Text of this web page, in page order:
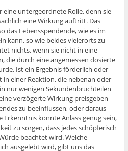
eine untergeordnete Rolle, denn sie
eine Wirkung auftritt. Das
das Lebensspendende, wie es im
kann, so wie beides vielerorts zu
nichts, wenn sie nicht in eine
die durch eine angemessen dosierte
Ist ein Ergebnis förderlich oder
in einer Reaktion, die nebenan oder
nur wenigen Sekundenbruchteilen
verzögerte Wirkung preisgeben
zu beeinflussen, oder daraus
Erkenntnis könnte Anlass genug sein,
zu sorgen, dass jedes schöpferisch
beachtet wird. Welche
ausgelebt wird, gibt uns das